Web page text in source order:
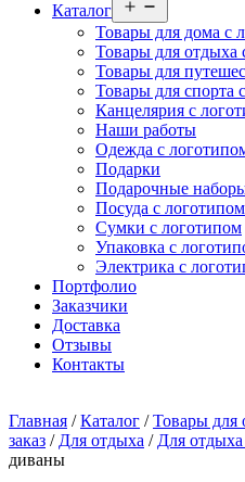
Каталог
меню
Товары для дома с
Товары для отдыха
Товары для
Товары для спорта
Канцелярия с
Наши работы
Одежда с
Подарки
Подарочные
Посуда с логотипом
Сумки с логотипом
Упаковка с
Электрика с
Портфолио
Заказчики
Доставка
Отзывы
Контакты
Главная /Каталог /Товары для
заказ / Для отдыха / Для
диваны